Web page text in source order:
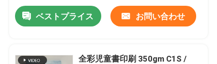
ベストプライス お問い合わせ
全彩児童書印刷 350gm C1S /